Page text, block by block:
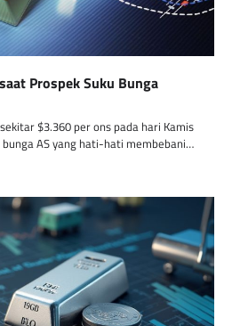
Prospek Suku Bunga
$3.360 per ons pada hari Kamis
AS yang hati-hati membebani…